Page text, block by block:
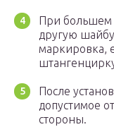
При большем
другую
маркировка,
После
допустимое
стороны.